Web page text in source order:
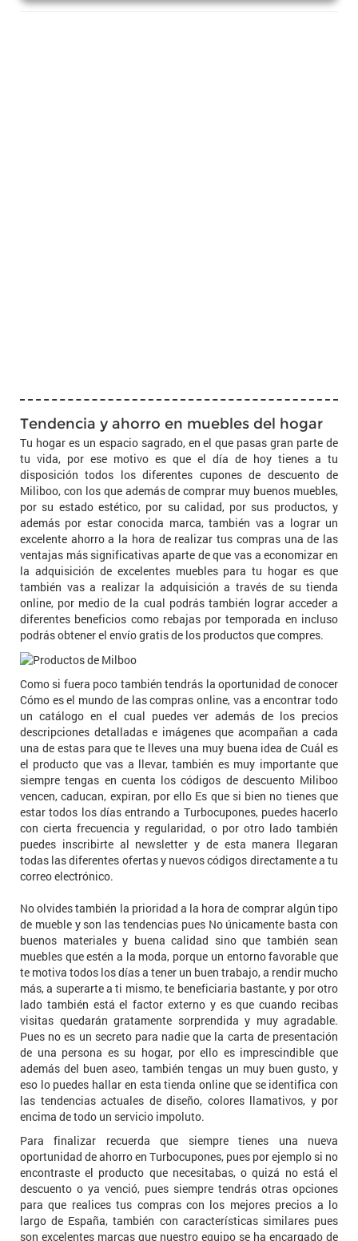
Tendencia y ahorro en muebles del hogar
Tu hogar es un espacio sagrado, en el que pasas gran parte de
tu vida, por ese motivo es que el día de hoy tienes a tu
disposición todos los diferentes cupones de descuento de
Miliboo, con los que además de comprar muy buenos muebles,
por su estado estético, por su calidad, por sus productos, y
además por estar conocida marca, también vas a lograr un
excelente ahorro a la hora de realizar tus compras una de las
ventajas más significativas aparte de que vas a economizar en
la adquisición de excelentes muebles para tu hogar es que
también vas a realizar la adquisición a través de su tienda
online, por medio de la cual podrás también lograr acceder a
diferentes beneficios como rebajas por temporada en incluso
podrás obtener el envío gratis de los productos que compres.
Como si fuera poco también tendrás la oportunidad de conocer
Cómo es el mundo de las compras online, vas a encontrar todo
un catálogo en el cual puedes ver además de los precios
descripciones detalladas e imágenes que acompañan a cada
una de estas para que te lleves una muy buena idea de Cuál es
el producto que vas a llevar, también es muy importante que
siempre tengas en cuenta los códigos de descuento Miliboo
vencen, caducan, expiran, por ello Es que si bien no tienes que
estar todos los días entrando a Turbocupones, puedes hacerlo
con cierta frecuencia y regularidad, o por otro lado también
puedes inscribirte al newsletter y de esta manera llegaran
todas las diferentes ofertas y nuevos códigos directamente a tu
correo electrónico.
No olvides también la prioridad a la hora de comprar algún tipo
de mueble y son las tendencias pues No únicamente basta con
buenos materiales y buena calidad sino que también sean
muebles que estén a la moda, porque un entorno favorable que
te motiva todos los días a tener un buen trabajo, a rendir mucho
más, a superarte a ti mismo, te beneficiaria bastante, y por otro
lado también está el factor externo y es que cuando recibas
visitas quedarán gratamente sorprendida y muy agradable.
Pues no es un secreto para nadie que la carta de presentación
de una persona es su hogar, por ello es imprescindible que
además del buen aseo, también tengas un muy buen gusto, y
eso lo puedes hallar en esta tienda online que se identifica con
las tendencias actuales de diseño, colores llamativos, y por
encima de todo un servicio impoluto.
Para finalizar recuerda que siempre tienes una nueva
oportunidad de ahorro en Turbocupones, pues por ejemplo si no
encontraste el producto que necesitabas, o quizá no está el
descuento o ya venció, pues siempre tendrás otras opciones
para que realices tus compras con los mejores precios a lo
largo de España, también con características similares pues
son excelentes marcas que nuestro equipo se ha encargado de